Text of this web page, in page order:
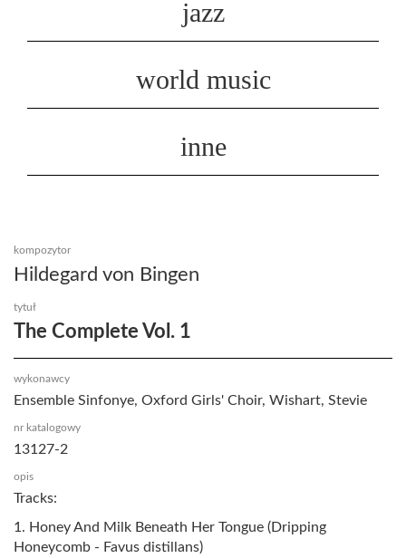
jazz
world music
inne
kompozytor
Hildegard von Bingen
tytuł
The Complete Vol. 1
wykonawcy
Ensemble Sinfonye, Oxford Girls' Choir, Wishart, Stevie
nr katalogowy
13127-2
opis
Tracks:
1. Honey And Milk Beneath Her Tongue (Dripping
Honeycomb - Favus distillans)